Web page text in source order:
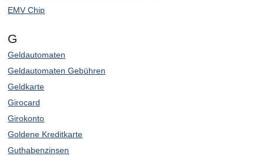
EMV Chip
G
Geldautomaten
Geldautomaten Gebühren
Geldkarte
Girocard
Girokonto
Goldene Kreditkarte
Guthabenzinsen